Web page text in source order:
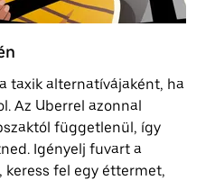
taxik alternatívájaként, ha
Az Uberrel azonnal
függetlenül, így
Igényelj fuvart a
keress fel egy éttermet,